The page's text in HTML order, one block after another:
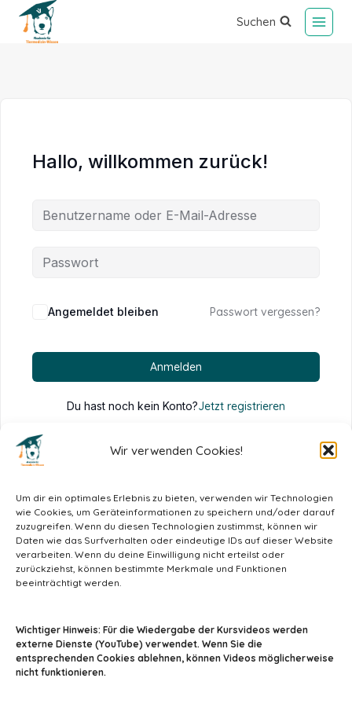
Wir verwenden Cookies!
Um dir ein optimales Erlebnis zu bieten, verwenden wir Technologien
wie Cookies, um Geräteinformationen zu speichern und/oder darauf
zuzugreifen. Wenn du diesen Technologien zustimmst, können wir
Daten wie das Surfverhalten oder eindeutige IDs auf dieser Website
verarbeiten. Wenn du deine Einwilligung nicht erteilst oder
zurückziehst, können bestimmte Merkmale und Funktionen
beeinträchtigt werden.
Wichtiger Hinweis: Für die Wiedergabe der Kursvideos werden
externe Dienste (YouTube) verwendet. Wenn Sie die
entsprechenden Cookies ablehnen, können Videos möglicherweise
nicht funktionieren.
Suchen
Hallo, willkommen zurück!
Alternative:
Angemeldet bleiben Passwort vergessen?
Anmelden
Du hast noch kein Konto?Jetzt registrieren
info@tiermedizin-wissen.de